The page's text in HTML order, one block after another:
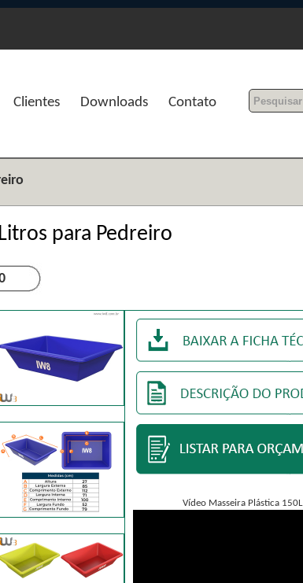
Clientes Downloads Contato
para Pedreiro
Vídeo Masseira Plástica 150L